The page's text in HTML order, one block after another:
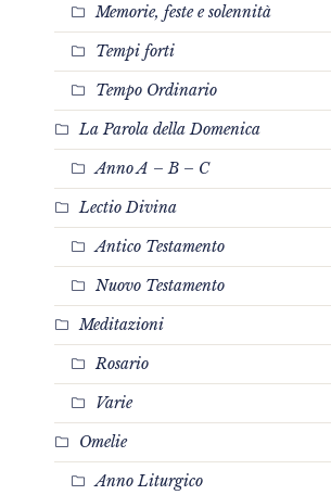
Memorie, feste e solennità
Tempi forti
Tempo Ordinario
La Parola della Domenica
Anno A – B – C
Lectio Divina
Antico Testamento
Nuovo Testamento
Meditazioni
Rosario
Varie
Omelie
Anno Liturgico